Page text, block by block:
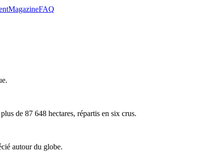
MagazineFAQ
de 87 648 hectares, répartis en six crus.
autour du globe.